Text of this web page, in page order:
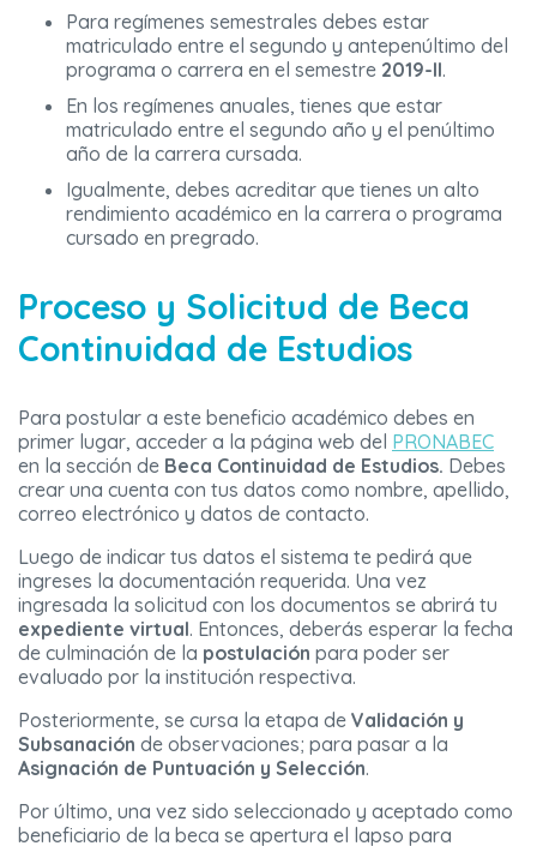
Para regímenes semestrales debes estar
matriculado entre el segundo y antepenúltimo del
programa o carrera en el semestre 2019-II.
En los regímenes anuales, tienes que estar
matriculado entre el segundo año y el penúltimo
año de la carrera cursada.
Igualmente, debes acreditar que tienes un alto
rendimiento académico en la carrera o programa
cursado en pregrado.
Proceso y Solicitud de Beca
Continuidad de Estudios
Para postular a este beneficio académico debes en
primer lugar, acceder a la página web del PRONABEC
en la sección de Beca Continuidad de Estudios. Debes
crear una cuenta con tus datos como nombre, apellido,
correo electrónico y datos de contacto.
Luego de indicar tus datos el sistema te pedirá que
ingreses la documentación requerida. Una vez
ingresada la solicitud con los documentos se abrirá tu
expediente virtual. Entonces, deberás esperar la fecha
de culminación de la postulación para poder ser
evaluado por la institución respectiva.
Posteriormente, se cursa la etapa de Validación y
Subsanación de observaciones; para pasar a la
Asignación de Puntuación y Selección.
Por último, una vez sido seleccionado y aceptado como
beneficiario de la beca se apertura el lapso para